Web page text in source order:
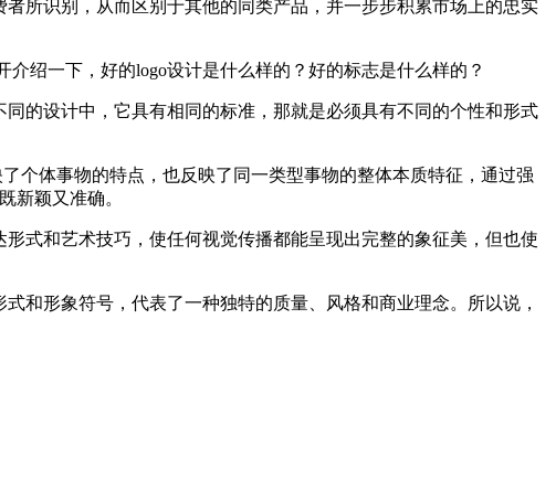
所识别，从而区别于其他的同类产品，并一步步积累市场上的忠实
绍一下，好的logo设计是什么样的？好的标志是什么样的？
的设计中，它具有相同的标准，那就是必须具有不同的个性和形式
个体事物的特点，也反映了同一类型事物的整体本质特征，通过强
新颖又准确。
式和艺术技巧，使任何视觉传播都能呈现出完整的象征美，但也使
和形象符号，代表了一种独特的质量、风格和商业理念。所以说，